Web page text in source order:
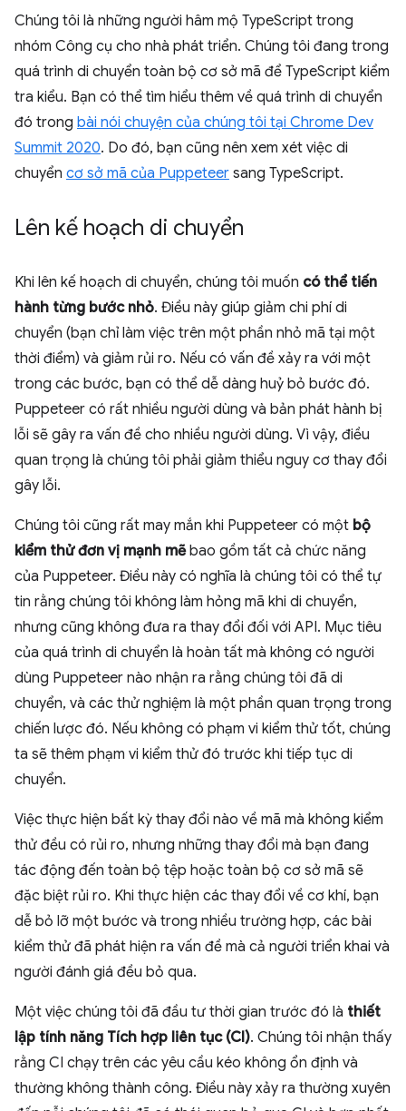
Chúng tôi là những người hâm mộ TypeScript trong
nhóm Công cụ cho nhà phát triển. Chúng tôi đang trong
quá trình di chuyển toàn bộ cơ sở mã để TypeScript kiểm
tra kiểu. Bạn có thể tìm hiểu thêm về quá trình di chuyển
đó trong bài nói chuyện của chúng tôi tại Chrome Dev
Summit 2020. Do đó, bạn cũng nên xem xét việc di
chuyển cơ sở mã của Puppeteer sang TypeScript.
Lên kế hoạch di chuyển
Khi lên kế hoạch di chuyển, chúng tôi muốn có thể tiến
hành từng bước nhỏ. Điều này giúp giảm chi phí di
chuyển (bạn chỉ làm việc trên một phần nhỏ mã tại một
thời điểm) và giảm rủi ro. Nếu có vấn đề xảy ra với một
trong các bước, bạn có thể dễ dàng huỷ bỏ bước đó.
Puppeteer có rất nhiều người dùng và bản phát hành bị
lỗi sẽ gây ra vấn đề cho nhiều người dùng. Vì vậy, điều
quan trọng là chúng tôi phải giảm thiểu nguy cơ thay đổi
gây lỗi.
Chúng tôi cũng rất may mắn khi Puppeteer có một bộ
kiểm thử đơn vị mạnh mẽbao gồm tất cả chức năng
của Puppeteer. Điều này có nghĩa là chúng tôi có thể tự
tin rằng chúng tôi không làm hỏng mã khi di chuyển,
nhưng cũng không đưa ra thay đổi đối với API. Mục tiêu
của quá trình di chuyển là hoàn tất mà không có người
dùng Puppeteer nào nhận ra rằng chúng tôi đã di
chuyển, và các thử nghiệm là một phần quan trọng trong
chiến lược đó. Nếu không có phạm vi kiểm thử tốt, chúng
ta sẽ thêm phạm vi kiểm thử đó trước khi tiếp tục di
chuyển.
Việc thực hiện bất kỳ thay đổi nào về mã mà không kiểm
thử đều có rủi ro, nhưng những thay đổi mà bạn đang
tác động đến toàn bộ tệp hoặc toàn bộ cơ sở mã sẽ
đặc biệt rủi ro. Khi thực hiện các thay đổi về cơ khí, bạn
dễ bỏ lỡ một bước và trong nhiều trường hợp, các bài
kiểm thử đã phát hiện ra vấn đề mà cả người triển khai và
người đánh giá đều bỏ qua.
Một việc chúng tôi đã đầu tư thời gian trước đó là thiết
lập tính năng Tích hợp liên tục (CI). Chúng tôi nhận thấy
rằng CI chạy trên các yêu cầu kéo không ổn định và
thường không thành công. Điều này xảy ra thường xuyên